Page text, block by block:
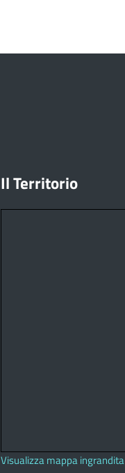
Il Territorio
Visualizza mappa ingrandita